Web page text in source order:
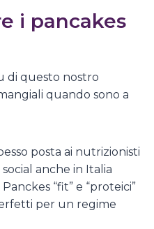
i pancakes
di questo nostro
quando sono a
posta ai nutrizionisti
anche in Italia
“fit” e “proteici”
per un regime